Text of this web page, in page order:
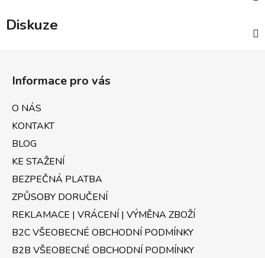
Diskuze
Informace pro vás
O NÁS
KONTAKT
BLOG
KE STAŽENÍ
BEZPEČNÁ PLATBA
ZPŮSOBY DORUČENÍ
REKLAMACE | VRÁCENÍ | VÝMĚNA ZBOŽÍ
B2C VŠEOBECNÉ OBCHODNÍ PODMÍNKY
B2B VŠEOBECNÉ OBCHODNÍ PODMÍNKY